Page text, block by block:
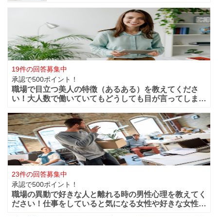
19件の回答募集中
承認で500ポイント！
職場で目立つ美人の特徴（あるある）を教えてくださ
い！大人数で働いていてもどうしても目が言ってしまう
ってしまうような美人は職場ではどの様な行動や特徴が
あるのでしょうか？ファッションセンスが良い
23件の回答募集中
承認で500ポイント！
職場の異動で好きな人と離れる時の男性心理を教えてく
ださい！仕事をしていると気になる女性や好きな女性な